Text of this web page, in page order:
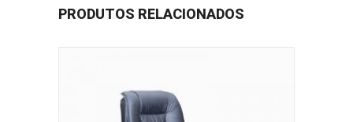
PRODUTOS RELACIONADOS